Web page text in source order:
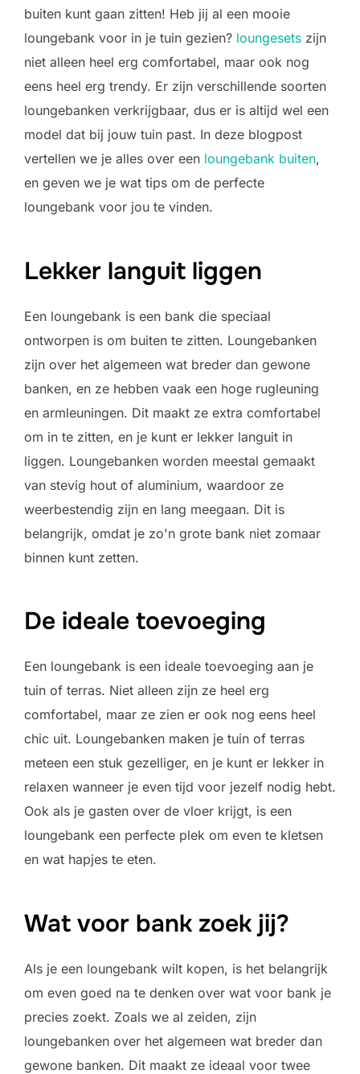
buiten kunt gaan zitten! Heb jij al een mooie
loungebank voor in je tuin gezien? loungesets zijn
niet alleen heel erg comfortabel, maar ook nog
eens heel erg trendy. Er zijn verschillende soorten
loungebanken verkrijgbaar, dus er is altijd wel een
model dat bij jouw tuin past. In deze blogpost
vertellen we je alles over een loungebank buiten,
en geven we je wat tips om de perfecte
loungebank voor jou te vinden.
Lekker languit liggen
Een loungebank is een bank die speciaal
ontworpen is om buiten te zitten. Loungebanken
zijn over het algemeen wat breder dan gewone
banken, en ze hebben vaak een hoge rugleuning
en armleuningen. Dit maakt ze extra comfortabel
om in te zitten, en je kunt er lekker languit in
liggen. Loungebanken worden meestal gemaakt
van stevig hout of aluminium, waardoor ze
weerbestendig zijn en lang meegaan. Dit is
belangrijk, omdat je zo'n grote bank niet zomaar
binnen kunt zetten.
De ideale toevoeging
Een loungebank is een ideale toevoeging aan je
tuin of terras. Niet alleen zijn ze heel erg
comfortabel, maar ze zien er ook nog eens heel
chic uit. Loungebanken maken je tuin of terras
meteen een stuk gezelliger, en je kunt er lekker in
relaxen wanneer je even tijd voor jezelf nodig hebt.
Ook als je gasten over de vloer krijgt, is een
loungebank een perfecte plek om even te kletsen
en wat hapjes te eten.
Wat voor bank zoek jij?
Als je een loungebank wilt kopen, is het belangrijk
om even goed na te denken over wat voor bank je
precies zoekt. Zoals we al zeiden, zijn
loungebanken over het algemeen wat breder dan
gewone banken. Dit maakt ze ideaal voor twee